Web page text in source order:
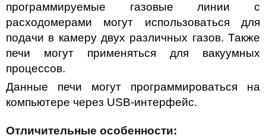
программируемые газовые линии с
расходомерами могут использоваться для
подачи в камеру двух различных газов. Также
печи могут применяться для вакуумных
процессов.
Данные печи могут программироваться на
компьютере через USB-интерфейс.
Отличительные особенности: